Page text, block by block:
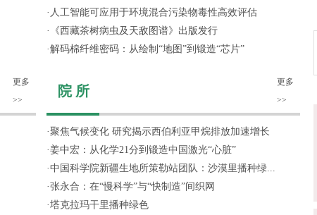
更多
>>
· 人工智能可应用于环境混合污染物毒性高效评估
·
《西藏茶树病虫及天敌图谱》出版发行
·解码棉纤维密码：从绘制“地图”到锻造“芯片”
院 所
更多
>>
·聚焦气候变化 研究揭示西伯利亚甲烷排放加速增长
·姜中宏：从化学21分到锻造中国激光“心脏”
·中国科学院新疆生地所策勒站团队：沙漠里播种绿...
·张永合：在“慢科学”与“快制造”间织网
·塔克拉玛干里播种绿色